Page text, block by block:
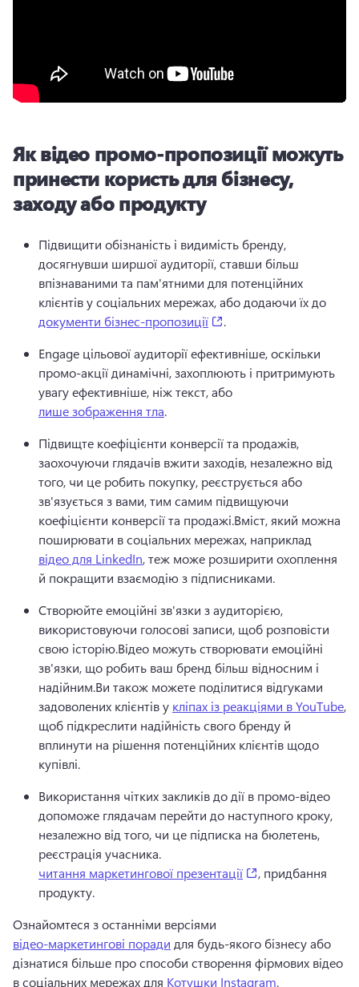
Як відео промо-пропозиції можуть
принести користь для бізнесу,
заходу або продукту
Підвищити обізнаність і видимість бренду,
досягнувши ширшої аудиторії, ставши більш
впізнаваними та пам'ятними для потенційних
клієнтів у соціальних мережах, або додаючи їх до
документи бізнес-пропозиції
.
Engage цільової аудиторії ефективніше, оскільки
промо-акції динамічні, захоплюють і притримують
увагу ефективніше, ніж текст, або
лише зображення тла.
Підвищте коефіцієнти конверсії та продажів,
заохочуючи глядачів вжити заходів, незалежно від
того, чи це робить покупку, реєструється або
зв'язується з вами, тим самим підвищуючи
коефіцієнти конверсії та продажі.Вміст, який можна
поширювати в соціальних мережах, наприклад
відео для LinkedIn, теж може розширити охоплення
й покращити взаємодію з підписниками.
Створюйте емоційні зв'язки з аудиторією,
використовуючи голосові записи, щоб розповісти
свою історію.Відео можуть створювати емоційні
зв'язки, що робить ваш бренд більш відносним і
надійним.Ви також можете поділитися відгуками
задоволених клієнтів у кліпах із реакціями в YouTube,
щоб підкреслити надійність свого бренду й
вплинути на рішення потенційних клієнтів щодо
купівлі.
Використання чітких закликів до дії в промо-відео
допоможе глядачам перейти до наступного кроку,
незалежно від того, чи це підписка на бюлетень,
реєстрація учасника.
читання маркетингової презентації
(opens in a new
, придбання
продукту.
Ознайомтеся з останніми версіями
відео-маркетингові поради для будь-якого бізнесу або
дізнатися більше про способи створення фірмових відео
в соціальних мережах для Котушки Instagram.